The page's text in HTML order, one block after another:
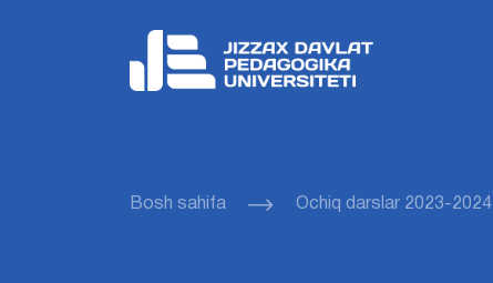
Bosh sahifa Ochiq darslar 2023-2024